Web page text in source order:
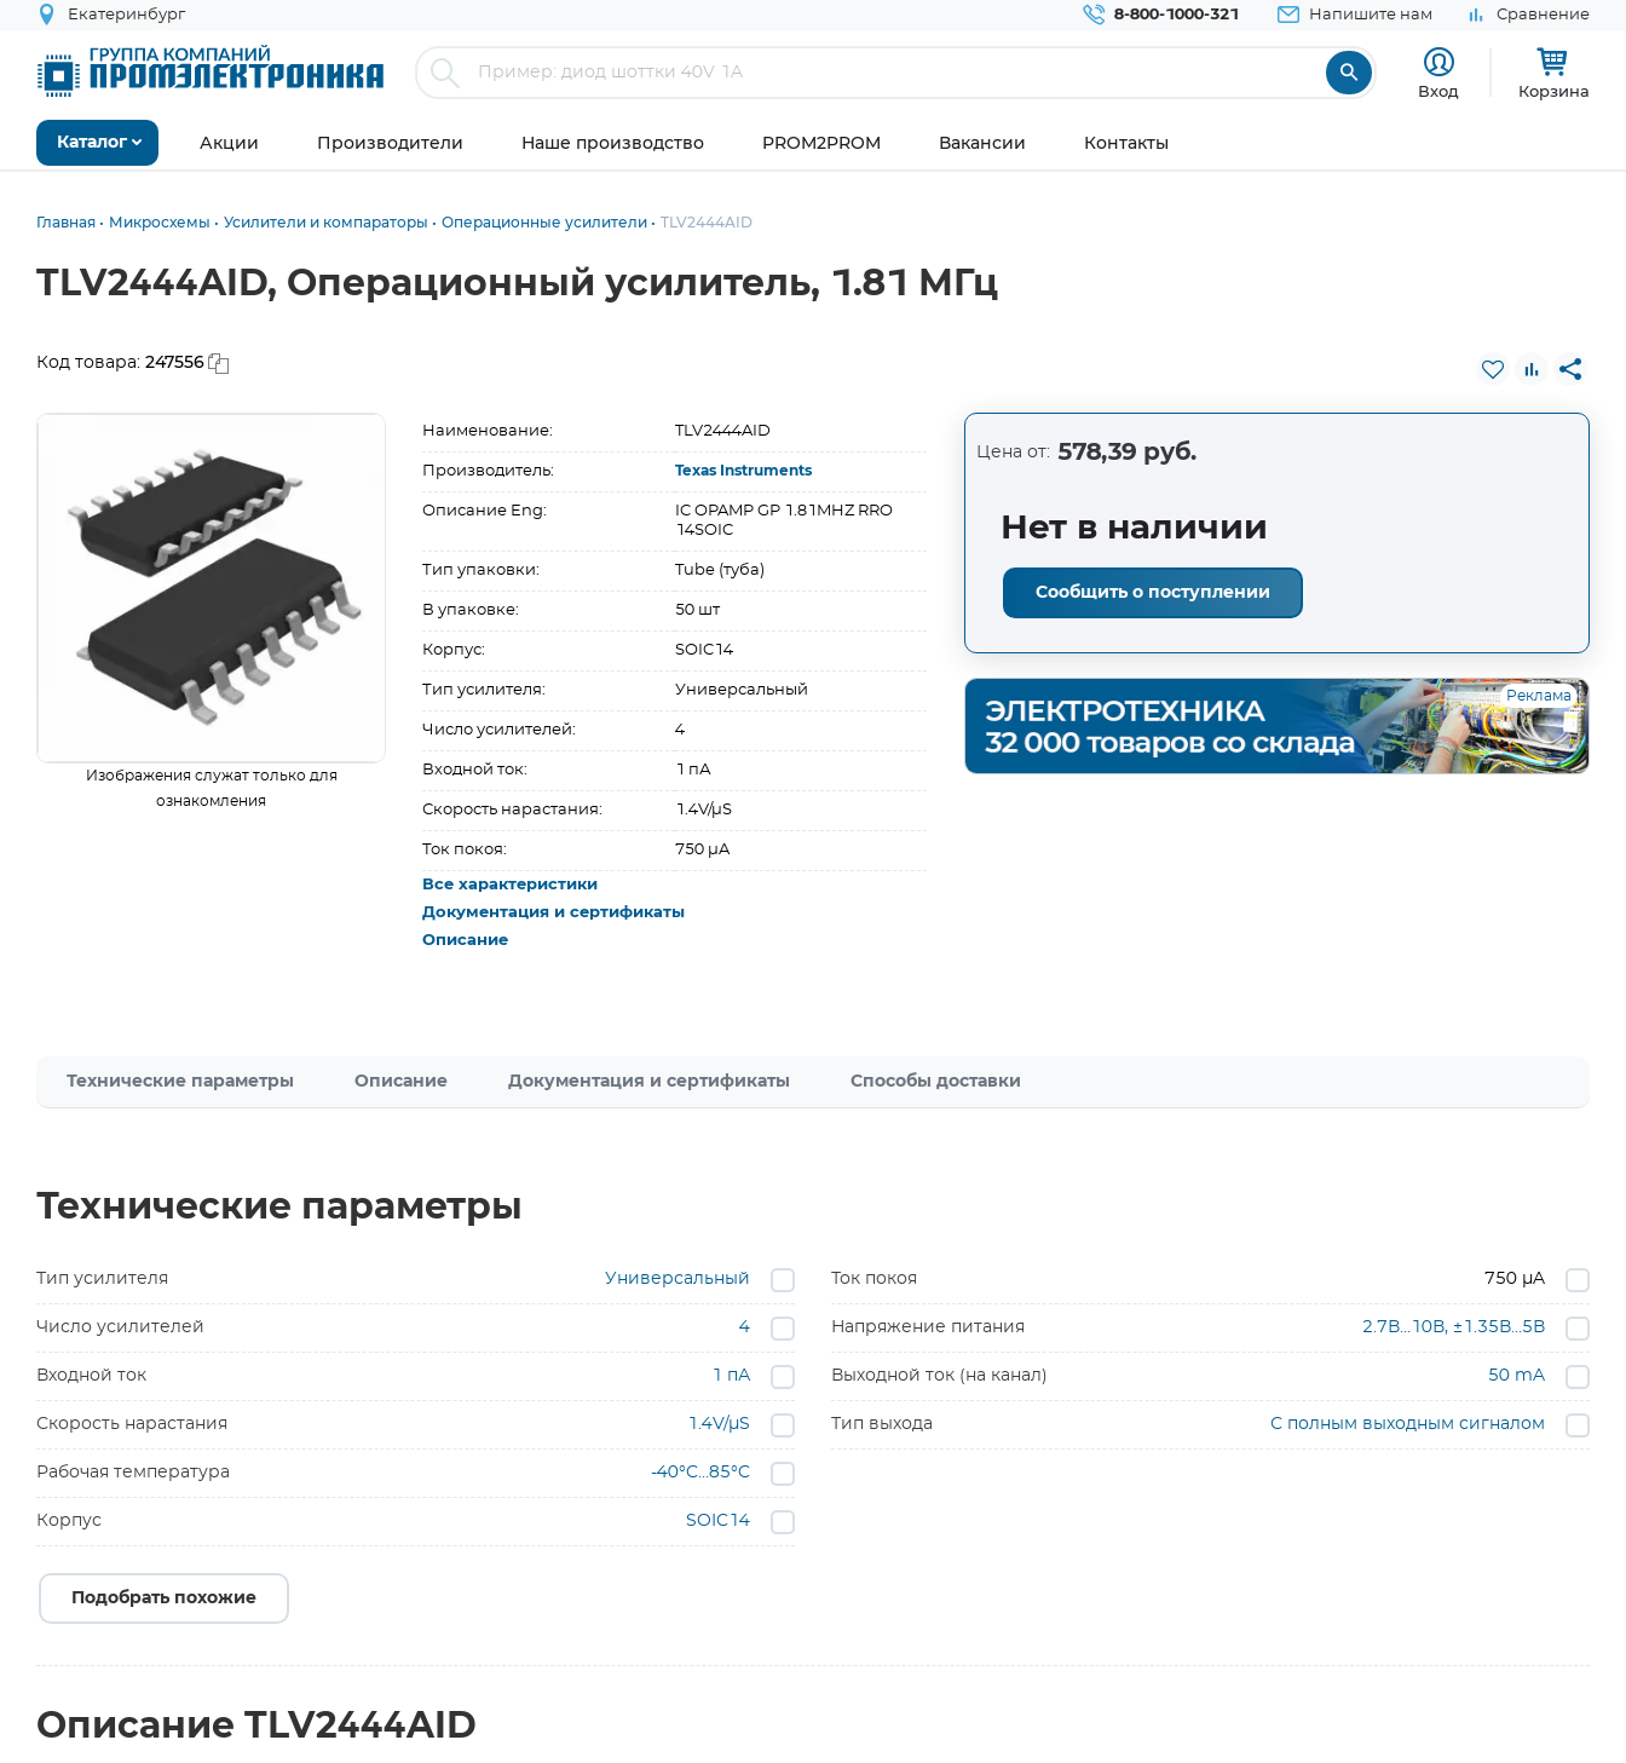
Екатеринбург 8-800-1000-321 Напишите нам Сравнение
Вход Корзина
Каталог Акции Производители Наше производство PROM2PROM Вакансии Контакты
Главная Микросхемы Усилители и компараторы Операционные усилители TLV2444AID
TLV2444AID, Операционный усилитель, 1.81 МГц
Код товара: 247556
Изображения служат только для
ознакомления
Наименование: TLV2444AID
Производитель: Texas Instruments
Описание Eng:
IC OPAMP GP 1.81MHZ RRO
14SOIC
Тип упаковки: Tube (туба)
В упаковке: 50 шт
Корпус: SOIC14
Тип усилителя: Универсальный
Число усилителей: 4
Входной ток: 1 пА
Скорость нарастания: 1.4V/µS
Ток покоя: 750 µA
Все характеристики
Документация и сертификаты
Описание
Цена от: 578,39 руб.
Нет в наличии
Сообщить о поступлении
Реклама
Технические параметры Описание Документация и сертификаты Способы доставки
Технические параметры
Тип усилителя Универсальный
Число усилителей 4
Входной ток 1 пА
Скорость нарастания 1.4V/µS
Ток покоя 750 µA
Напряжение питания 2.7В…10В, ±1.35В…5В
Выходной ток (на канал) 50 mA
Тип выхода С полным выходным сигналом
Рабочая температура -40°C…85°C
Корпус SOIC14
Подобрать похожие
Описание TLV2444AID